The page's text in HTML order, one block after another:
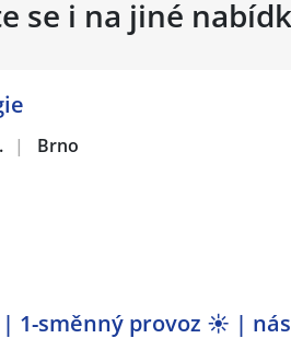
se i na jiné
| Brno
1-směnný provoz ☀️ |